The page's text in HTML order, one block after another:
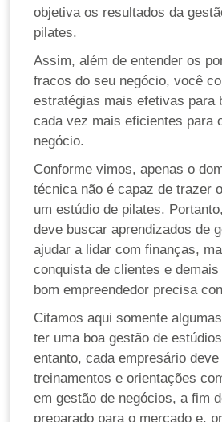
objetiva os resultados da
pilates.
Assim, além de entender os
fracos do seu negócio, você
estratégias mais efetivas para
cada vez mais eficientes para
negócio.
Conforme vimos, apenas o
técnica não é capaz de trazer
um estúdio de pilates.
deve buscar aprendizados de
ajudar a lidar com finanças,
conquista de clientes e
bom empreendedor precisa
Citamos aqui somente
ter uma boa gestão de
entanto, cada empresário
treinamentos e orientações
em gestão de negócios, a fim
preparado para o mercado e,